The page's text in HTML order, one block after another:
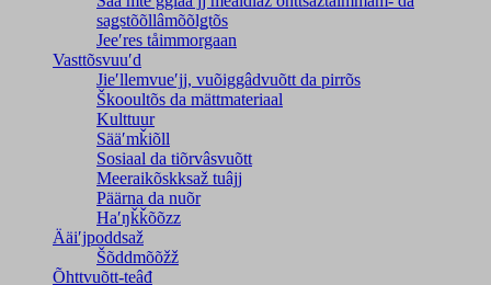
saǥstõõllâmõõlǥtõs
Jeeʹres tåimmorgaan
Vasttõsvuuʹd
Jieʹllemvueʹjj, vuõiggâdvuõtt da pirrõs
Škooultõs da mättmateriaal
Kulttuur
Sääʹmǩiõll
Sosiaal da tiõrvâsvuõtt
Meeraikõskksaž tuâjj
Päärna da nuõr
Haʹŋǩǩõõzz
Ääiʹjpoddsaž
Šõddmõõžž
Õhttvuõtt-teâđ